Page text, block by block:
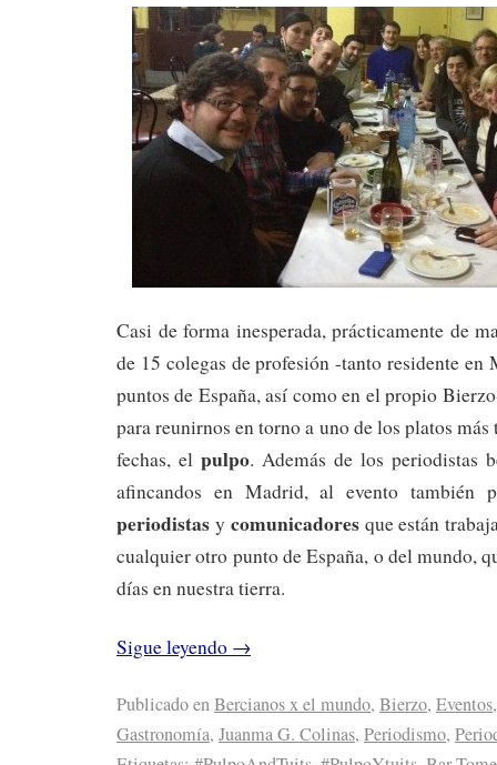
Casi de forma inesperada, prácticamente de
de 15 colegas de profesión -tanto residente en
puntos de España, así como en el propio
para reunirnos en torno a uno de los platos
fechas, elpulpo. Además de los periodistas
afincandos en Madrid, al evento también
periodistas y comunicadoresque están
cualquier otro punto de España, o del mundo,
días en nuestra tierra.
Sigue leyendo →
Publicado enBercianos x el mundo, Bierzo, Eventos,
Gastronomía, Juanma G. Colinas, Periodismo,